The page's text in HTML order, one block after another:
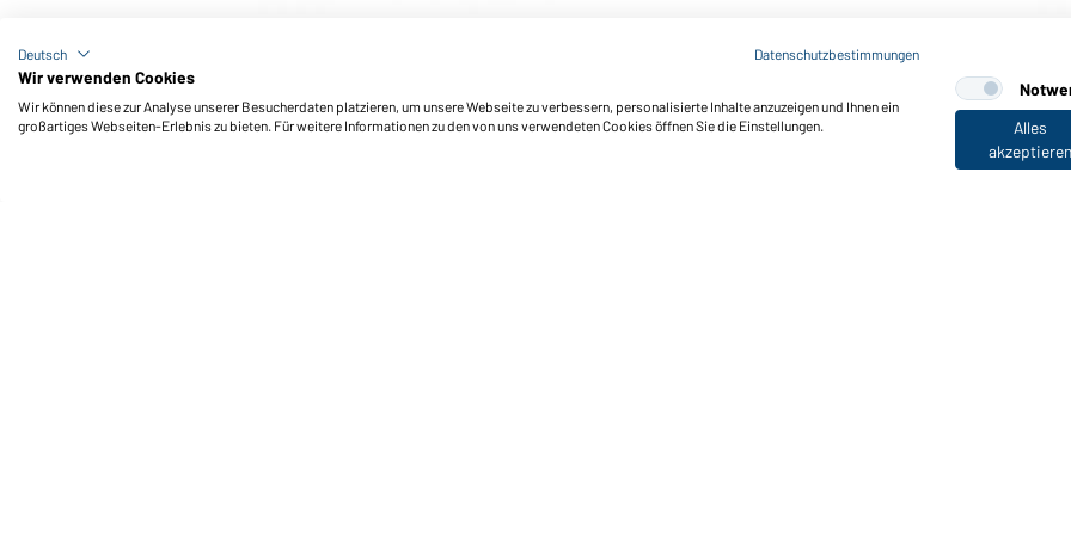
5 Panel Promo Cap Laminated (signal-red) 6 Panel Promo Cap (navy)
Deutsch Datenschutzbestimmungen
Wir verwenden Cookies
Wir können diese zur Analyse unserer Besucherdaten platzieren, um unsere Webseite zu verbessern, personalisierte Inhalte anzuzeigen und Ihnen ein
großartiges Webseiten-Erlebnis zu bieten. Für weitere Informationen zu den von uns verwendeten Cookies öffnen Sie die Einstellungen.
Alles
akzeptieren